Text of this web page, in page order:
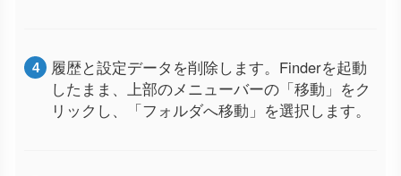
履歴と設定データを削除します。Finderを起動
したまま、上部のメニューバーの「移動」をク
リックし、「フォルダへ移動」を選択します。